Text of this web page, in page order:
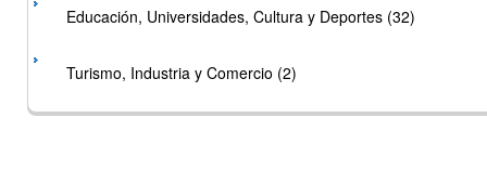
Educación, Universidades, Cultura y Deportes (32)
Turismo, Industria y Comercio (2)